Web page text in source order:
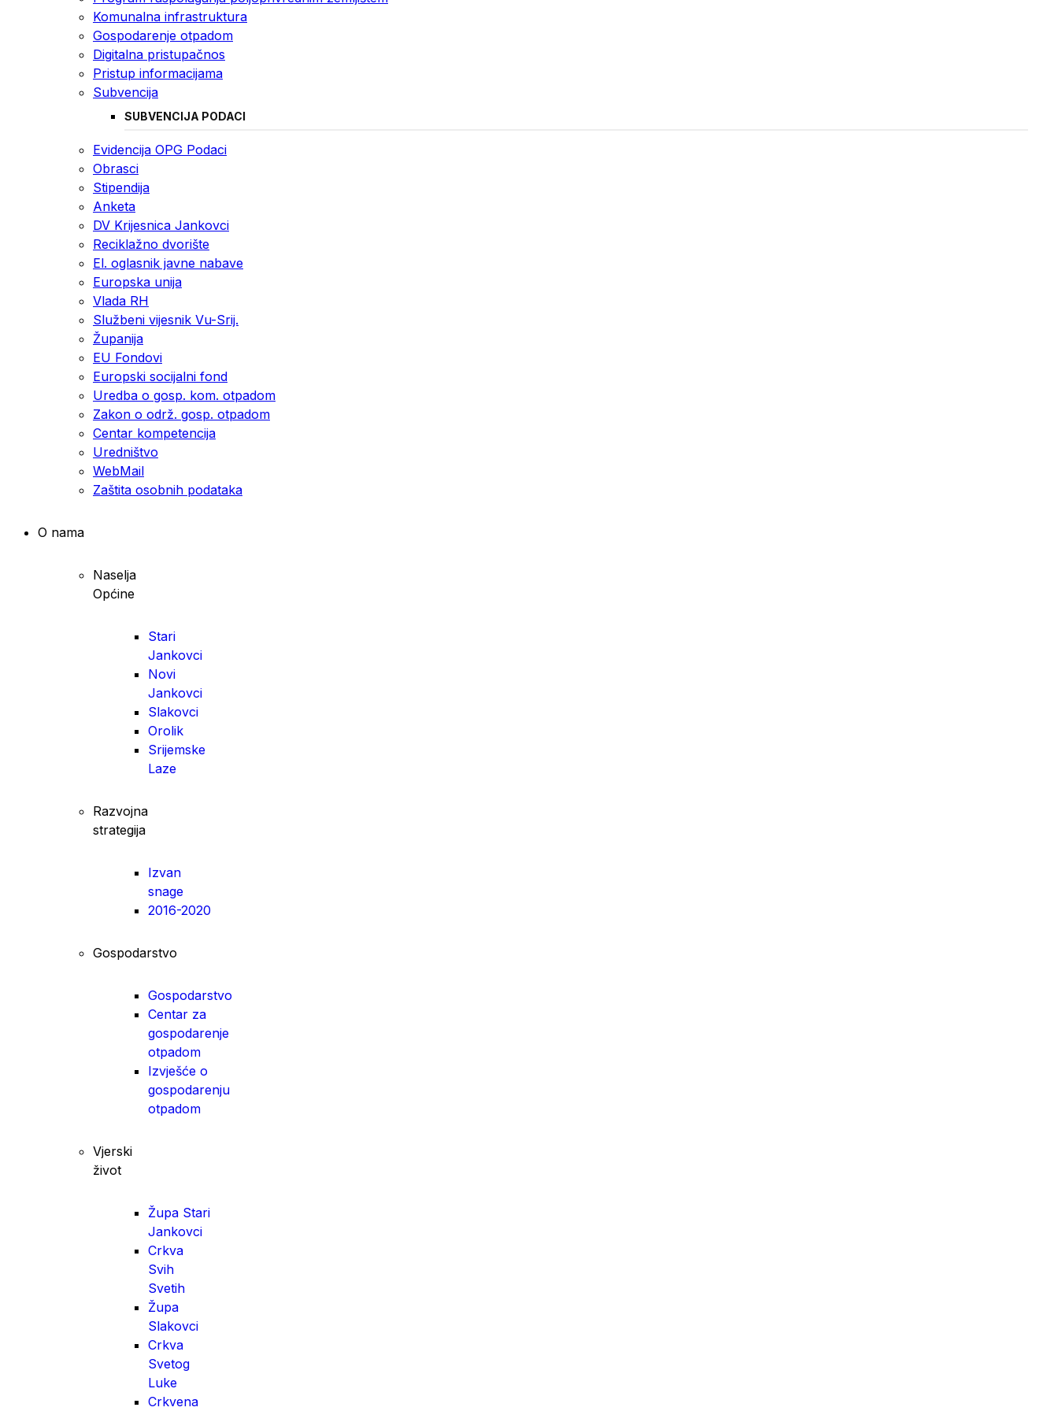
Komunalna infrastruktura
Gospodarenje otpadom
Digitalna pristupačnos
Pristup informacijama
Subvencija
SUBVENCIJA PODACI
Evidencija OPG Podaci
Obrasci
Stipendija
Anketa
DV Krijesnica Jankovci
Reciklažno dvorište
El. oglasnik javne nabave
Europska unija
Vlada RH
Službeni vijesnik Vu-Srij.
Županija
EU Fondovi
Europski socijalni fond
Uredba o gosp. kom. otpadom
Zakon o održ. gosp. otpadom
Centar kompetencija
Uredništvo
WebMail
Zaštita osobnih podataka
O nama
Naselja
Općine
Stari
Jankovci
Novi
Jankovci
Slakovci
Orolik
Srijemske
Laze
Razvojna
strategija
Izvan
snage
2016-2020
Gospodarstvo
Gospodarstvo
Centar za
gospodarenje
otpadom
Izvješće o
gospodarenju
otpadom
Vjerski
život
Župa Stari
Jankovci
Crkva
Svih
Svetih
Župa
Slakovci
Crkva
Svetog
Luke
Crkvena